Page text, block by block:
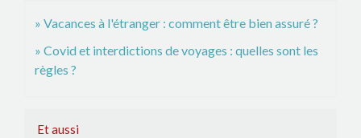
Vacances à l'étranger : comment être bien assuré ?
Covid et interdictions de voyages : quelles sont les
règles ?
Et aussi